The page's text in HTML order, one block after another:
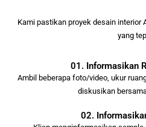
Kami pastikan proyek desain interior
yang
01. Informasikan
Ambil beberapa foto/video, ukur
diskusikan
02.